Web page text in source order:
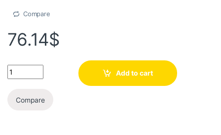
Compare
76.14$
Add to cart
Compare